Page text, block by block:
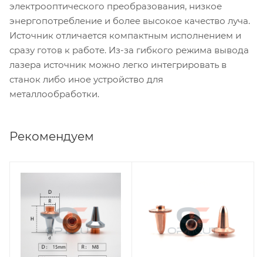
электрооптического преобразования, низкое
энергопотребление и более высокое качество луча.
Источник отличается компактным исполнением и
сразу готов к работе. Из-за гибкого режима вывода
лазера источник можно легко интегрировать в
станок либо иное устройство для
металлообработки.
Рекомендуем